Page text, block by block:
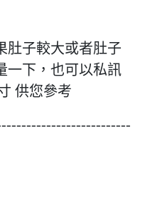
肚子較大或者肚子
一下，也可以私訊
供您參考